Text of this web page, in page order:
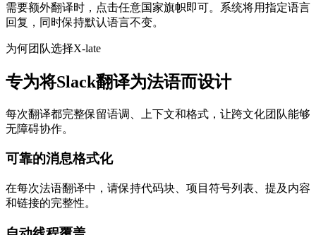
需要额外翻译时，点击任意国家旗帜即可。系统将用指定语言
回复，同时保持默认语言不变。
为何团队选择X-late
专为将Slack翻译为法语而设计
每次翻译都完整保留语调、上下文和格式，让跨文化团队能够
无障碍协作。
可靠的消息格式化
在每次法语翻译中，请保持代码块、项目符号列表、提及内容
和链接的完整性。